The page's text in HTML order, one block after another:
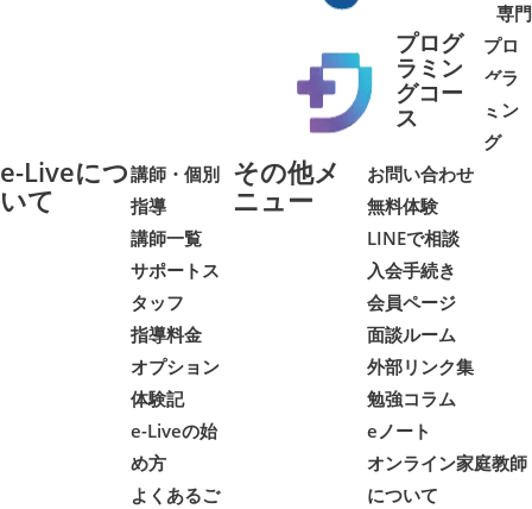
専門
プログ
ラミン
グコー
ス
プロ
グラ
ミン
グ
➜➜
e-Liveにつ
いて
講師・個別
指導
講師一覧
サポートス
タッフ
指導料金
オプション
体験記
e-Liveの始
め方
よくあるご
その他メ
ニュー
お問い合わせ
無料体験
LINEで相談
入会手続き
会員ページ
面談ルーム
外部リンク集
勉強コラム
eノート
オンライン家庭教師
について